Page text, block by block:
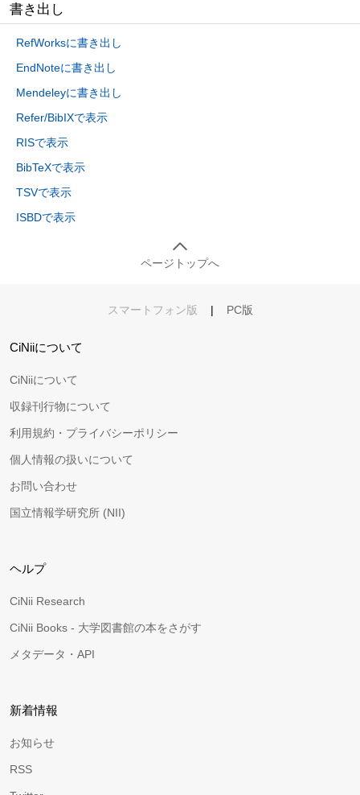
書き出し
RefWorksに書き出し
EndNoteに書き出し
Mendeleyに書き出し
Refer/BibIXで表示
RISで表示
BibTeXで表示
TSVで表示
ISBDで表示
ページトップへ
スマートフォン版 | PC版
CiNiiについて
CiNiiについて
収録刊行物について
利用規約・プライバシーポリシー
個人情報の扱いについて
お問い合わせ
国立情報学研究所 (NII)
ヘルプ
CiNii Research
CiNii Books - 大学図書館の本をさがす
メタデータ・API
新着情報
お知らせ
RSS